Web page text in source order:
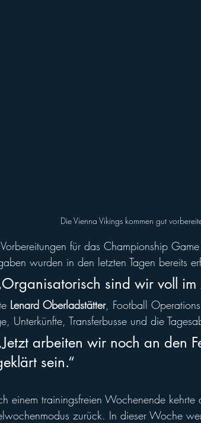
Die Vienna Vikings kommen gut
für das Championship
wurden in den letzten Tagen bereits
sind wir voll im
Lenard Oberladstätter, Football
Unterkünfte, Transferbusse und die
arbeiten wir noch an den
sein.“
einem trainingsfreien Wochenende kehrte
zurück. In dieser Woche